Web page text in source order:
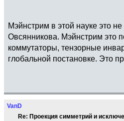
Мэйнстрим в этой науке это
Овсянникова. Мэйнстрим это
коммутаторы, тензорные
глобальной постановке. Это
VanD
Re: Проекция симметрий и